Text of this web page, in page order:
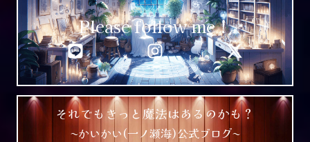
Please follow me！
それでもきっと魔法はあるのかも？
~かいかい(一ノ瀬海)公式ブログ~